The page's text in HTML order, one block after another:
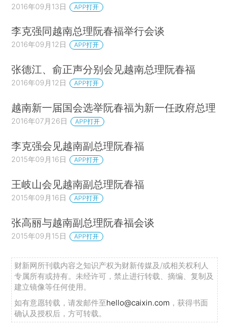
2016年09月13日 APP打开
李克强同越南总理阮春福举行会谈
2016年09月12日 APP打开
张德江、俞正声分别会见越南总理阮春福
2016年09月12日 APP打开
越南新一届国会选举阮春福为新一任政府总理
2016年07月26日 APP打开
李克强会见越南副总理阮春福
2015年09月16日 APP打开
王岐山会见越南副总理阮春福
2015年09月16日 APP打开
张高丽与越南副总理阮春福会谈
2015年09月15日 APP打开
财新网所刊载内容之知识产权为财新传媒及/或相关权利人
专属所有或持有。未经许可，禁止进行转载、摘编、复制及
建立镜像等任何使用。
如有意愿转载，请发邮件至hello@caixin.com ，获得书面
确认及授权后，方可转载。